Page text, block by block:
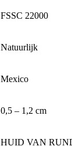
FSSC 22000
Natuurlijk
Mexico
0,5 – 1,2 cm
HUID VAN